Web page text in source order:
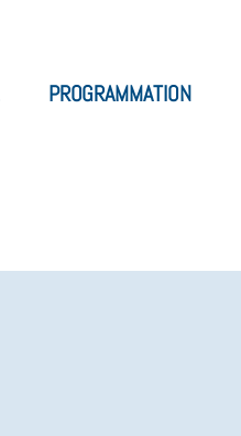
PROGRAMMATION